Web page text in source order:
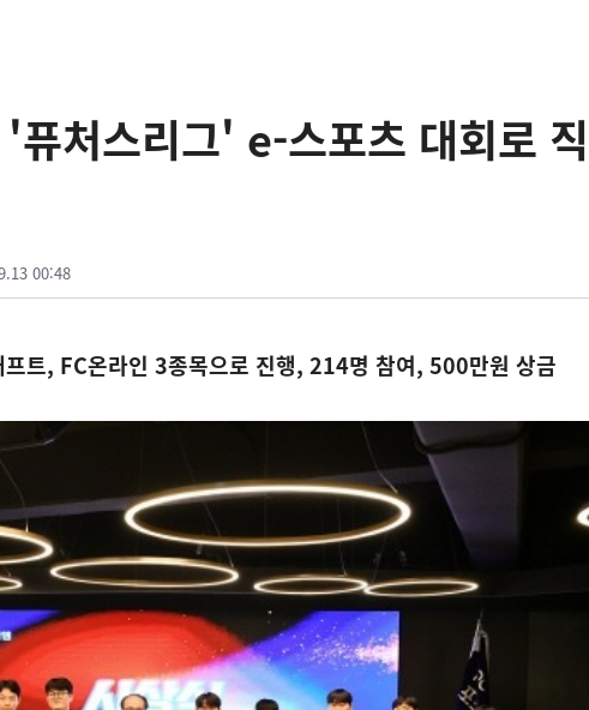
퓨처스리그' e-스포츠 대회로 직
00:48
프트, FC온라인 3종목으로 진행, 214명 참여, 500만원 상금